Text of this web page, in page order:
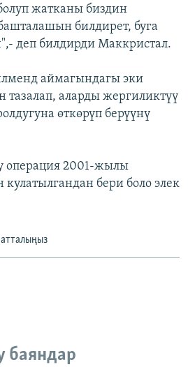
жатканы биздин
билдирет, буга
деп билдирди Маккристал.
аймагындагы эки
тазалап, аларды жергиликтүү
өткөрүп берүүнү
операция 2001-жылы
бери боло элек
баяндар